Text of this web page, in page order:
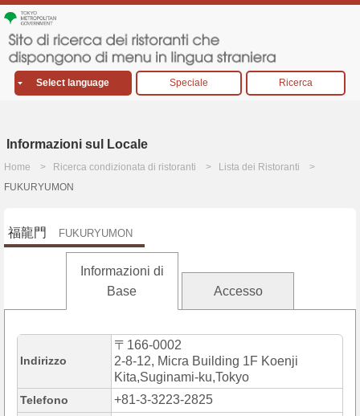
Select language Speciale Ricerca
Informazioni sul Locale
Home Ricerca condizionata di ristoranti
Lista dei Ristoranti
FUKURYUMON
福龍門 FUKURYUMON
Informazioni di
Base
Accesso
Indirizzo
〒166-0002
2-8-12, Micra Building 1F Koenji
Kita,Suginami-ku,Tokyo
Telefono +81-3-3223-2825